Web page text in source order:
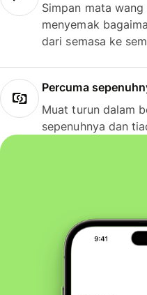
Simpan mata
menyemak
dari semasa ke
Percuma
Muat turun dalam
sepenuhnya dan